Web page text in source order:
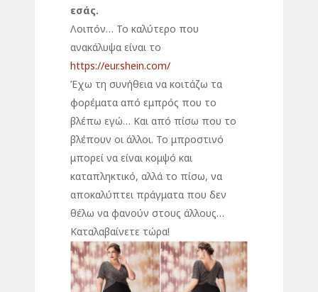
εσάς.
Λοιπόν… Το καλύτερο που
ανακάλυψα είναι το
https://eur.shein.com/
Έχω τη συνήθεια να κοιτάζω τα
φορέματα από εμπρός που το
βλέπω εγώ… Και από πίσω που το
βλέπουν οι άλλοι. Το μπροστινό
μπορεί να είναι κομψό και
καταπληκτικό, αλλά το πίσω, να
αποκαλύπτει πράγματα που δεν
θέλω να φανούν στους άλλους…
Καταλαβαίνετε τώρα!